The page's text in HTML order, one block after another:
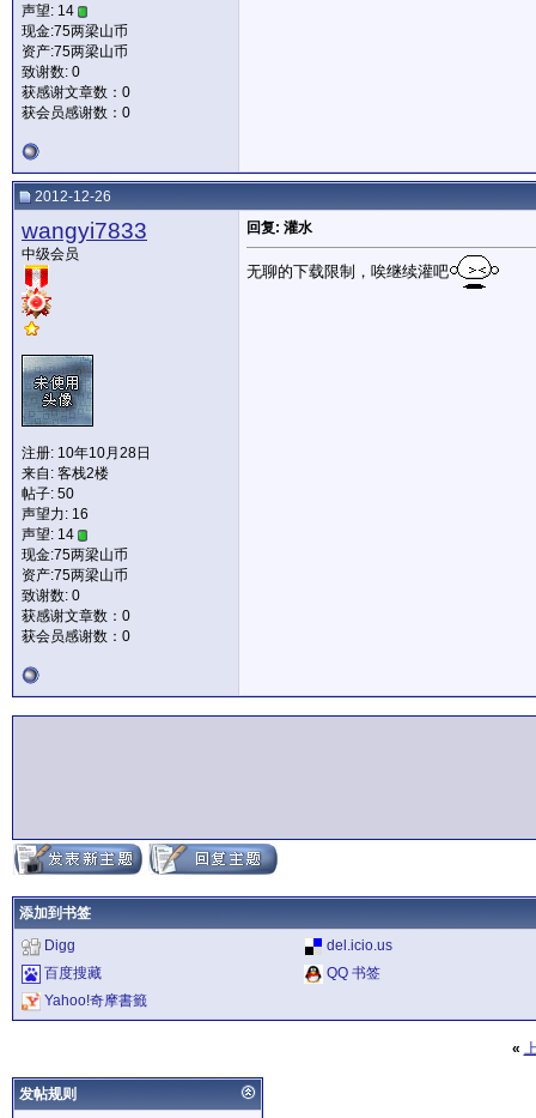
声望: 14
现金:75两梁山币
资产:75两梁山币
致谢数: 0
获感谢文章数：0
获会员感谢数：0
2012-12-26
wangyi7833
中级会员
注册: 10年10月28日
来自: 客栈2楼
帖子: 50
声望力: 16
声望: 14
现金:75两梁山币
资产:75两梁山币
致谢数: 0
获感谢文章数：0
获会员感谢数：0
回复: 灌水
无聊的下载限制，唉继续灌吧
添加到书签
Digg
del.icio.us
百度搜藏
QQ 书签
Yahoo!奇摩書籤
«
发帖规则